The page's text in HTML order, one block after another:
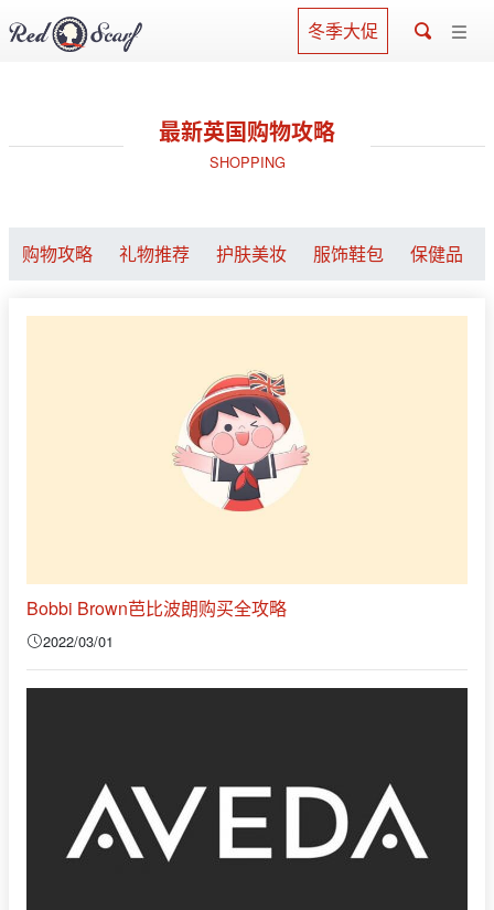
冬季大促
最新英国购物攻略
SHOPPING
购物攻略 礼物推荐 护肤美妆 服饰鞋包 保健品
Bobbi Brown芭比波朗购买全攻略
2022/03/01